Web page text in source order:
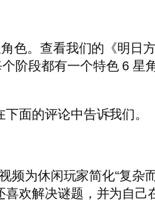
色。查看我们的《明日
阶段都有一个特色 6 星
面的评论中告诉我们。
为休闲玩家简化“复杂
欢解决谜题，并为自己